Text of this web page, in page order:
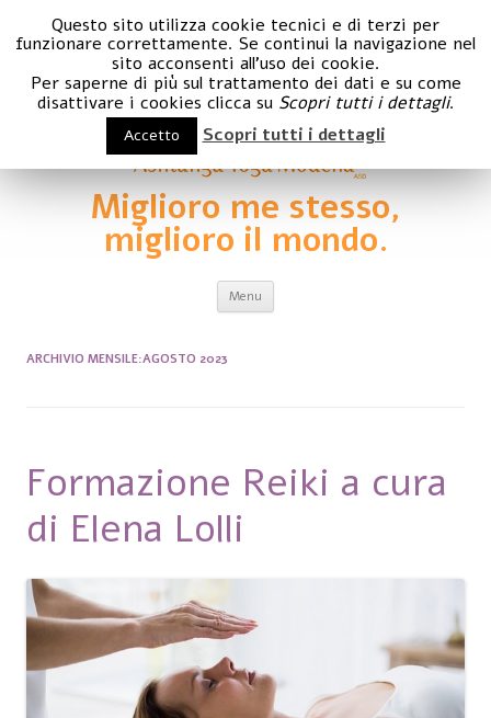
Miglioro me stesso,
miglioro il mondo.
Menu
ARCHIVIO MENSILE:AGOSTO 2023
Formazione Reiki a cura
di Elena Lolli
Questo sito utilizza cookie tecnici e di terzi per
funzionare correttamente. Se continui la navigazione nel
sito acconsenti all'uso dei cookie.
Per saperne di più sul trattamento dei dati e su come
disattivare i cookies clicca su Scopri tutti i dettagli.
Accetto Scopri tutti i dettagli